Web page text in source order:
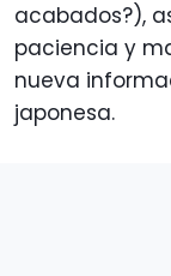
acabados?),
paciencia y
nueva
japonesa.